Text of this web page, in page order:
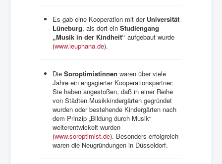
Es gab eine Kooperation mit der Universität
Lüneburg, als dort ein Studiengang
„Musik in der Kindheit“ aufgebaut wurde
(www.leuphana.de).
Die Soroptimistinnen waren über viele
Jahre ein engagierter Kooperationspartner:
Sie haben angestoßen, daß in einer Reihe
von Städten Musikkindergärten gegründet
wurden oder bestehende Kindergärten nach
dem Prinzip „Bildung durch Musik“
weiterentwickelt wurden
(www.soroptimist.de). Besonders erfolgreich
waren die Neugründungen in Düsseldorf.